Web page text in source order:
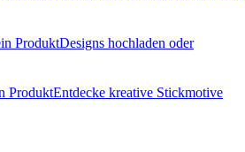
ProduktDesigns hochladen oder
ProduktEntdecke kreative Stickmotive